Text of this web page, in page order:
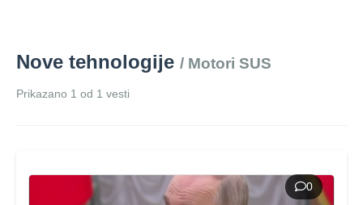
Nove tehnologije / Motori SUS
Prikazano 1 od 1 vesti
0